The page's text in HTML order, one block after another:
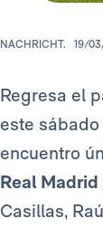
NACHRICHT. 19/
Regresa el
este sábado
encuentro
Real Madrid
Casillas,